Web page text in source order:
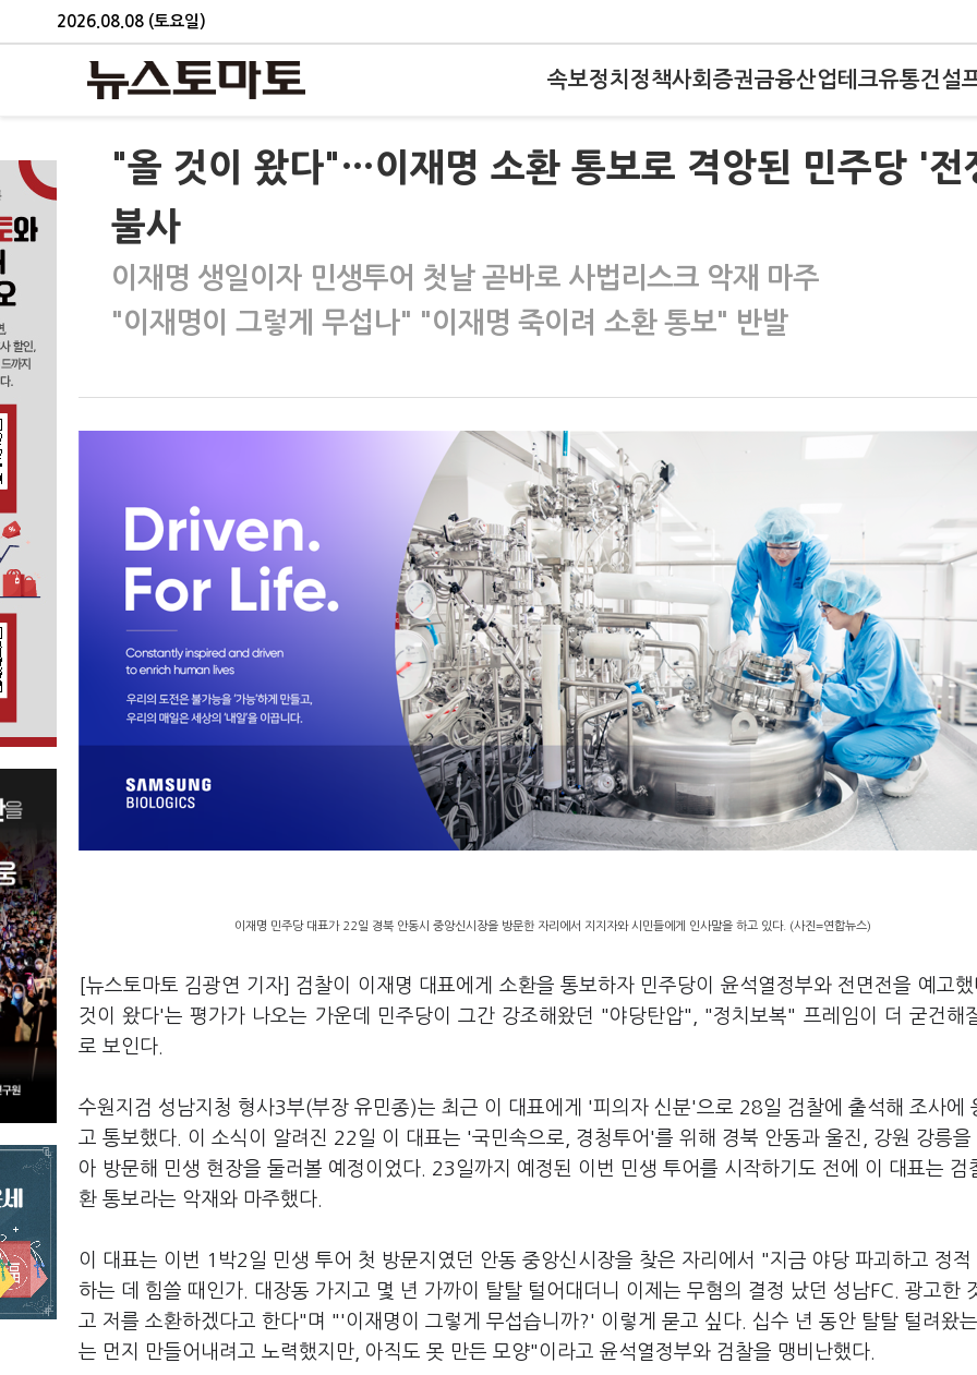
2026.08.08 (토요일)
속보정치 정책사회 증권금융산업테크유통건설
"올 것이 왔다"…이재명 소환 통보로 격앙된 민주당 '전
불사
이재명 생일이자 민생투어 첫날 곧바로 사법리스크 악재 마주
"이재명이 그렇게 무섭나" "이재명 죽이려 소환 통보" 반발
이재명 민주당 대표가 22일 경북 안동시 중앙신시장을 방문한 자리에서 지지자와 시민들에게 인사말을 하고 있다. (사진=연합뉴스)
[뉴스토마토 김광연 기자] 검찰이 이재명 대표에게 소환을 통보하자 민주당이 윤석열정부와 전면전을 예고
것이 왔다'는 평가가 나오는 가운데 민주당이 그간 강조해왔던 "야당탄압", "정치보복" 프레임이 더 굳건해
로 보인다.
수원지검 성남지청 형사3부(부장 유민종)는 최근 이 대표에게 '피의자 신분'으로 28일 검찰에 출석해 조사에
고 통보했다. 이 소식이 알려진 22일 이 대표는 '국민속으로, 경청투어'를 위해 경북 안동과 울진, 강원 강릉을
아 방문해 민생 현장을 둘러볼 예정이었다. 23일까지 예정된 이번 민생 투어를 시작하기도 전에 이 대표는 검
환 통보라는 악재와 마주했다.
이 대표는 이번 1박2일 민생 투어 첫 방문지였던 안동 중앙신시장을 찾은 자리에서 "지금 야당 파괴하고 정적
하는 데 힘쓸 때인가. 대장동 가지고 몇 년 가까이 탈탈 털어대더니 이제는 무혐의 결정 났던 성남FC. 광고한
고 저를 소환하겠다고 한다"며 "'이재명이 그렇게 무섭습니까?' 이렇게 묻고 싶다. 십수 년 동안 탈탈 털려왔
는 먼지 만들어내려고 노력했지만, 아직도 못 만든 모양"이라고 윤석열정부와 검찰을 맹비난했다.